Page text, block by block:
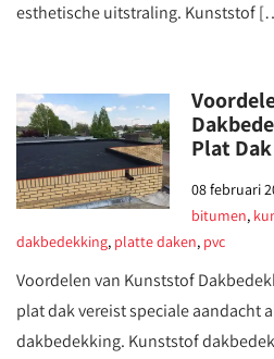
esthetische uitstraling. Kunststof
Plat Dak
08 februari
bitumen,
dakbedekking, platte daken, pvc
Voordelen van Kunststof
plat dak vereist speciale aandacht
dakbedekking. Kunststof